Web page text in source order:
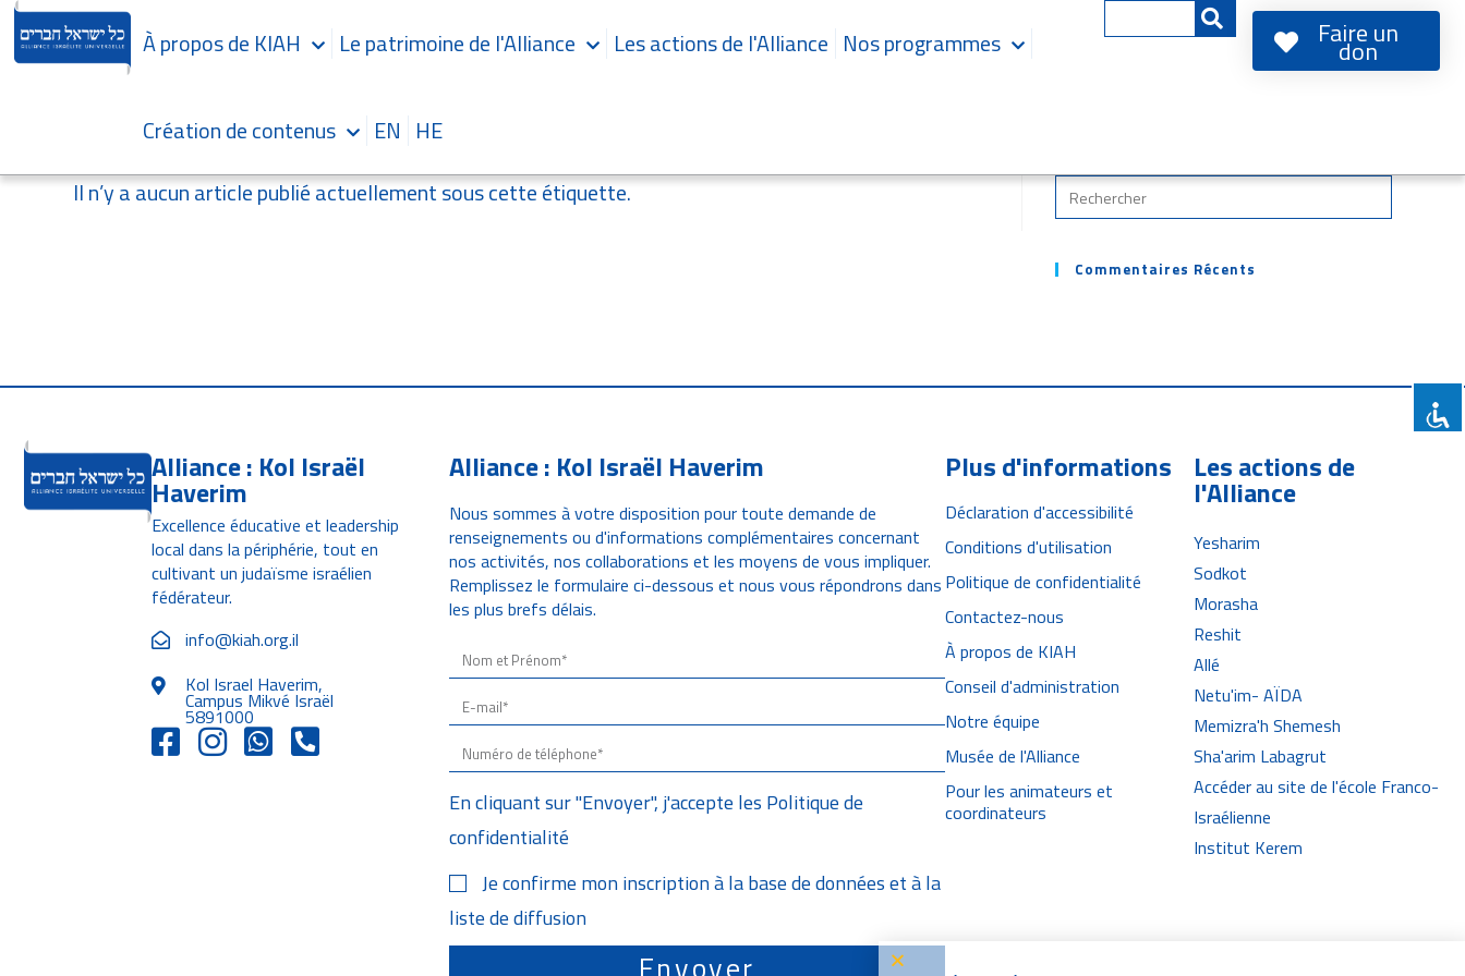
À propos de KIAH Le patrimoine de l'Alliance Les actions de l'Alliance Nos programmes
Création de contenus EN HE
Faire un
don
Il n’y a aucun article publié actuellement sous cette étiquette.
Commentaires Récents
Alliance : Kol Israël
Haverim
Excellence éducative et leadership
local dans la périphérie, tout en
cultivant un judaïsme israélien
fédérateur.
info@kiah.org.il
Kol Israel Haverim,
Campus Mikvé Israël
5891000
Alliance : Kol Israël Haverim
Nous sommes à votre disposition pour toute demande de
renseignements ou d'informations complémentaires concernant
nos activités, nos collaborations et les moyens de vous impliquer.
Remplissez le formulaire ci-dessous et nous vous répondrons dans
les plus brefs délais.
En cliquant sur "Envoyer", j'accepte les Politique de
confidentialité
Je confirme mon inscription à la base de données et à la
liste de diffusion
Envoyer
Plus d'informations
Déclaration d'accessibilité
Conditions d'utilisation
Politique de confidentialité
Contactez-nous
À propos de KIAH
Conseil d'administration
Notre équipe
Musée de l'Alliance
Pour les animateurs et
coordinateurs
Les actions de
l'Alliance
Yesharim
Sodkot
Morasha
Reshit
Allé
Netu'im- AÏDA
Memizra'h Shemesh
Sha'arim Labagrut
Accéder au site de l'école Franco-
Israélienne
Institut Kerem